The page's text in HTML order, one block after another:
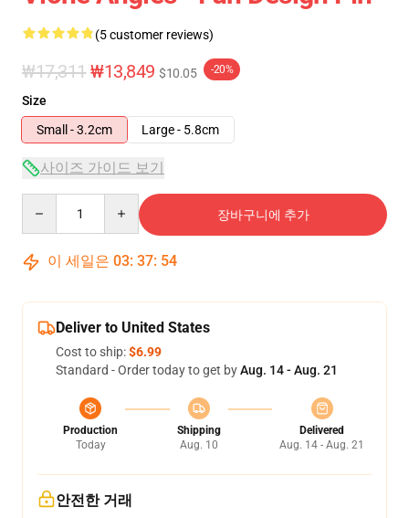
(5 customer reviews)
₩17,311 ₩13,849 $10.05 -20%
Size
Small - 3.2cm
Large - 5.8cm
사이즈 가이드 보기
장바구니에 추가
이 세일은 03: 37: 54
Deliver to United States
Cost to ship:$6.99
Standard - Order today to get byAug. 14 - Aug. 21
Production
Today
Shipping
Aug. 10
Delivered
Aug. 14 - Aug. 21
안전한 거래